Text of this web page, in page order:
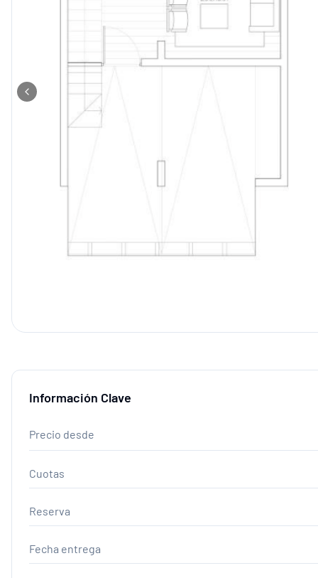
Información Clave
Precio desde
Cuotas
Reserva
Fecha entrega